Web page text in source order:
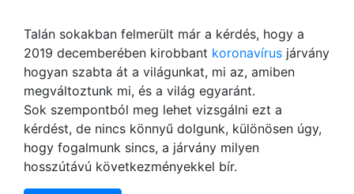
Talán sokakban felmerült már a kérdés, hogy a
2019 decemberében kirobbant koronavírus járvány
hogyan szabta át a világunkat, mi az, amiben
megváltoztunk mi, és a világ egyaránt.
Sok szempontból meg lehet vizsgálni ezt a
kérdést, de nincs könnyű dolgunk, különösen úgy,
hogy fogalmunk sincs, a járvány milyen
hosszútávú következményekkel bír.